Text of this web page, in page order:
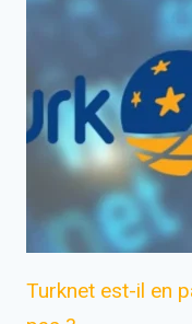
Turknet est-il en